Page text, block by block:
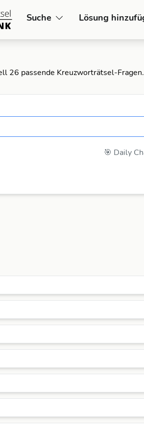
Suche Lösung
26 passende Kreuzworträtsel-Fragen.
🎯 Daily